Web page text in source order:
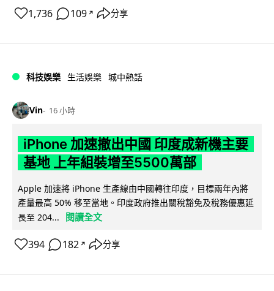
1,736 109 ↗ 分享
科技娛樂 生活娛樂 城中熱話
Vin 16 小時
iPhone 加速撤出中國 印度成新機主要
基地 上年組裝增至5500萬部
Apple 加速將 iPhone 生產線由中國轉往印度，目標兩年內將
產量最高 50% 移至當地。印度政府推出關稅豁免及稅務優惠延
長至 204...
閱讀全文
394 182 ↗ 分享